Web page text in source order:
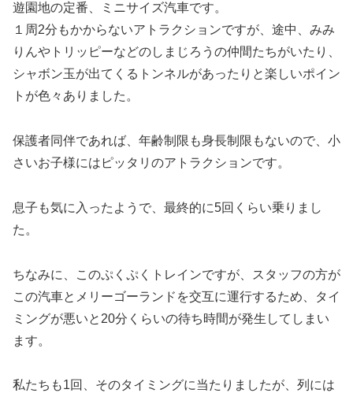
遊園地の定番、ミニサイズ汽車です。
１周2分もかからないアトラクションですが、途中、みみ
りんやトリッピーなどのしまじろうの仲間たちがいたり、
シャボン玉が出てくるトンネルがあったりと楽しいポイン
トが色々ありました。
保護者同伴であれば、年齢制限も身長制限もないので、小
さいお子様にはピッタリのアトラクションです。
息子も気に入ったようで、最終的に5回くらい乗りまし
た。
ちなみに、このぷくぷくトレインですが、スタッフの方が
この汽車とメリーゴーランドを交互に運行するため、タイ
ミングが悪いと20分くらいの待ち時間が発生してしまい
ます。
私たちも1回、そのタイミングに当たりましたが、列には